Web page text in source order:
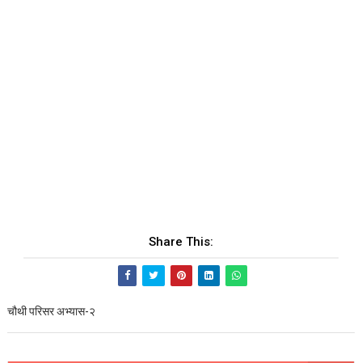
Share This:
चौथी परिसर अभ्यास-२